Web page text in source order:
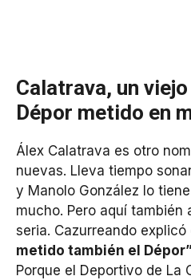
Calatrava, un
Dépor metido en
Álex Calatrava es otro
nuevas. Lleva tiempo
y Manolo González lo
mucho. Pero aquí también
seria. Cazurreando explicó
metido también el
Porque el Deportivo de La